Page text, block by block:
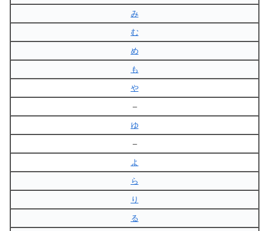
み
む
め
も
や
–
ゆ
–
よ
ら
り
る